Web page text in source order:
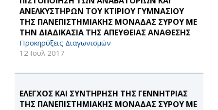
ΑΝΕΛΚΥΣΤΗΡΩΝ ΤΟΥ ΚΤΙΡΙΟΥ ΓΥΜΝΑΣΙΟΥ
ΤΗΣ ΠΑΝΕΠΙΣΤΗΜΙΑΚΗΣ ΜΟΝΑΔΑΣ ΣΥΡΟΥ ΜΕ
ΤΗΝ ΔΙΑΔΙΚΑΣΙΑ ΤΗΣ ΑΠΕΥΘΕΙΑΣ ΑΝΑΘΕΣΗΣ
Προκηρύξεις Διαγωνισμών
12 Ιουλ 2017
ΕΛΕΓΧΟΣ ΚΑΙ ΣΥΝΤΗΡΗΣΗ ΤΗΣ ΓΕΝΝΗΤΡΙΑΣ
ΤΗΣ ΠΑΝΕΠΙΣΤΗΜΙΑΚΗΣ ΜΟΝΑΔΑΣ ΣΥΡΟΥ ΜΕ